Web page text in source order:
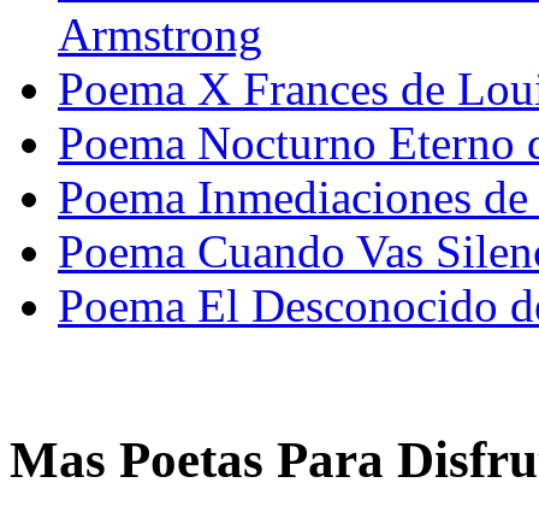
Armstrong
Poema X Frances de
Poema Nocturno
Poema Inmediaciones
Poema Cuando Vas
Poema El Desconocido
Mas Poetas Para